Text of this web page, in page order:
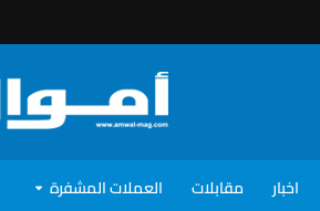
اخبار مقابلات العملات المشفرة